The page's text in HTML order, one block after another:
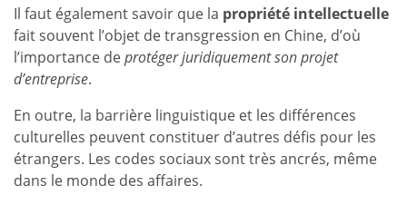
Il faut également savoir que la propriété intellectuelle
fait souvent l’objet de transgression en Chine, d’où
l’importance deprotéger juridiquement son projet
d’entreprise.
En outre, la barrière linguistique et les différences
culturelles peuvent constituer d’autres défis pour les
étrangers. Les codes sociaux sont très ancrés, même
dans le monde des affaires.